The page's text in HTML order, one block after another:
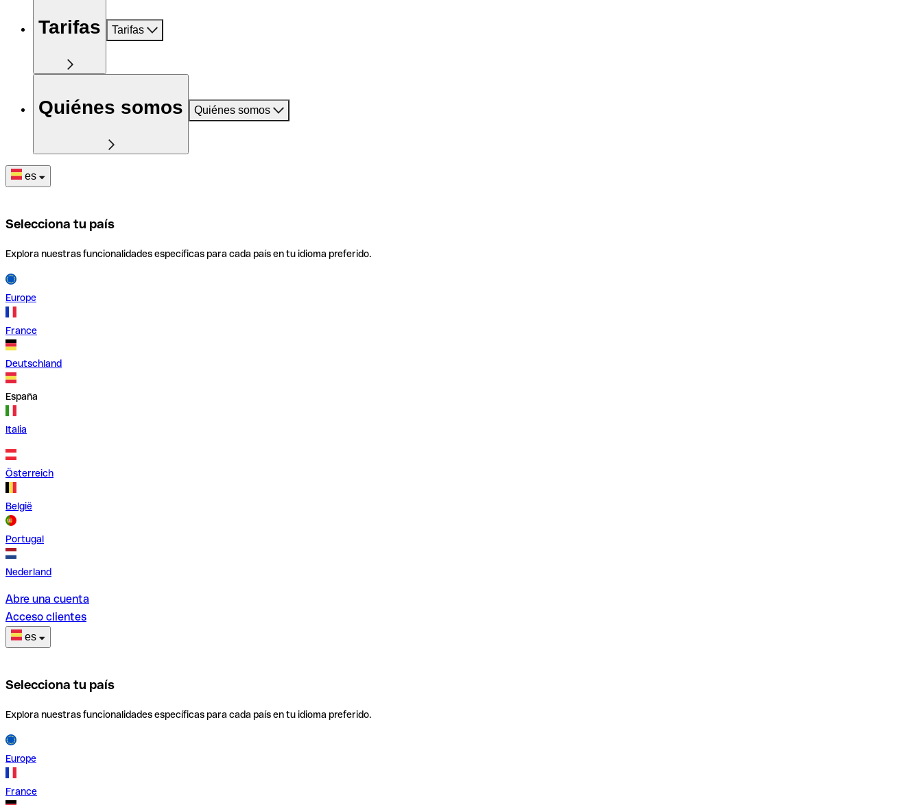
Tarifas Tarifas
Quiénes somos Quiénes somos
es
Selecciona tu país
Explora nuestras funcionalidades específicas para cada país en tu idioma preferido.
Europe
France
Deutschland
España
Italia
Österreich
België
Portugal
Nederland
Abre una cuenta
Acceso clientes
es
Selecciona tu país
Explora nuestras funcionalidades específicas para cada país en tu idioma preferido.
Europe
France